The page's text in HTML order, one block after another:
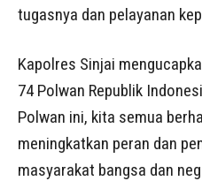
tugasnya dan pelayanan
Kapolres Sinjai
74 Polwan Republik
Polwan ini, kita semua
meningkatkan peran dan
masyarakat bangsa dan